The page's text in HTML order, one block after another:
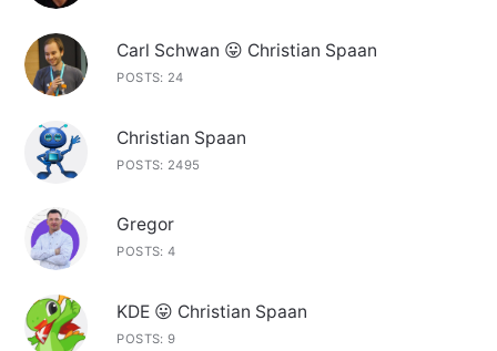
Carl Schwan 😛 Christian Spaan
POSTS: 24
Christian Spaan
POSTS: 2495
Gregor
POSTS: 4
KDE 😛 Christian Spaan
POSTS: 9